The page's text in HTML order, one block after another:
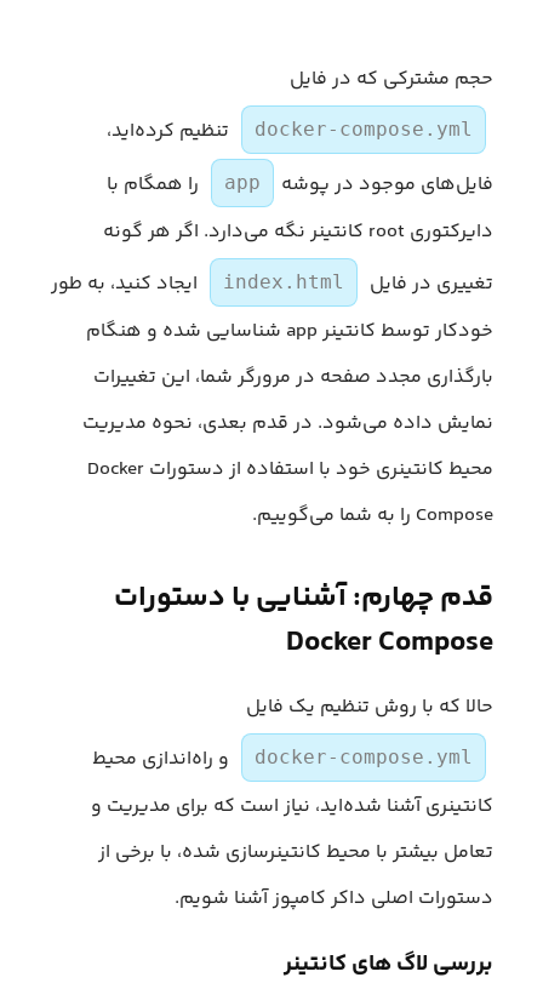
حجم مشترکی که در فایل
docker-compose.yml
تنظیم کرده‌اید،
فایل‌های موجود در پوشه
app
را همگام با
دایرکتوری root کانتینر نگه می‌دارد. اگر هر گونه
تغییری در فایل
index.html
ایجاد کنید، به طور
خودکار توسط کانتینر app شناسایی شده و هنگام
بارگذاری مجدد صفحه در مرورگر شما، این تغییرات
نمایش داده می‌شود. در قدم بعدی، نحوه مدیریت
محیط کانتینری خود با استفاده از دستورات Docker
Compose را به شما می‌گوییم.
قدم چهارم: آشنایی با دستورات
Docker Compose
حالا که با روش تنظیم یک فایل
docker-compose.yml
و راه‌اندازی محیط
کانتینری آشنا شده‌اید، نیاز است که برای مدیریت و
تعامل بیشتر با محیط کانتینرسازی شده، با برخی از
دستورات اصلی داکر کامپوز آشنا شویم.
بررسی لاگ های کانتینر